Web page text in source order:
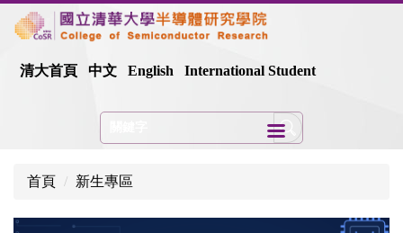
跳
到
主清大首頁 中文 English International Student
首頁 新生專區